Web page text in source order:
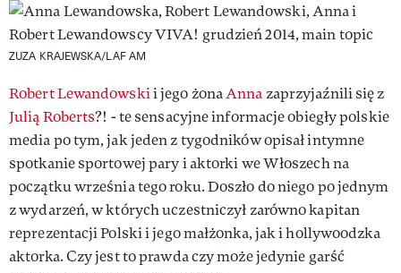
ZUZA KRAJEWSKA/LAF AM
Robert Lewandowskii jego żonaAnna zaprzyjaźnili się z
Julią Roberts?! - te sensacyjne informacje obiegły polskie
media po tym, jak jeden z tygodników opisał intymne
spotkanie sportowej pary i aktorki we Włoszech na
początku września tego roku. Doszło do niego po jednym
z wydarzeń, w których uczestniczył zarówno kapitan
reprezentacji Polski i jego małżonka, jak i hollywoodzka
aktorka. Czy jest to prawda czy może jedynie garść